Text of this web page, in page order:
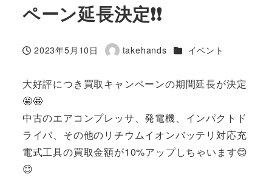
ペーン延長決定❗❗
投稿日
2023年5月10日
著
takehands カテゴリー
イベント
大好評につき買取キャンペーンの期間延長が決定
🤩🤩
中古のエアコンプレッサ、発電機、インパクトド
ライバ、その他のリチウムイオンバッテリ対応充
電式工具の買取金額が10%アップしちゃいます😊
😊